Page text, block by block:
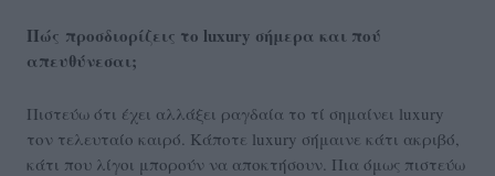
Πώς προσδιορίζεις το luxury σήμερα και πού
απευθύνεσαι;
Πιστεύω ότι έχει αλλάξει ραγδαία το τί σημαίνει luxury
τον τελευταίο καιρό. Κάποτε luxury σήμαινε κάτι ακριβό,
κάτι που λίγοι μπορούν να αποκτήσουν. Πια όμως πιστεύω